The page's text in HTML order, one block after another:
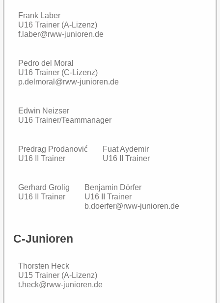
Frank Laber
U16 Trainer (A-Lizenz)
f.laber@rww-junioren.de
Pedro del Moral
U16 Trainer (C-Lizenz)
p.delmoral@rww-junioren.de
Edwin Neizser
U16 Trainer/Teammanager
Predrag Prodanović
U16 II Trainer
Fuat Aydemir
U16 II Trainer
Gerhard Grolig
U16 II Trainer
Benjamin Dörfer
U16 II Trainer
b.doerfer@rww-junioren.de
C-Junioren
Thorsten Heck
U15 Trainer (A-Lizenz)
t.heck@rww-junioren.de